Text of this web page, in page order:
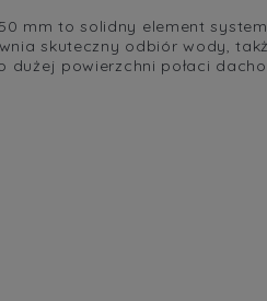
mm to solidny element
skuteczny odbiór wody,
dużej powierzchni połaci